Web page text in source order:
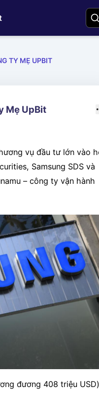
TY MẸ UPBIT
Mẹ UpBit
vụ đầu tư lớn vào
Samsung SDS và
– công ty vận hành
đương 408 triệu